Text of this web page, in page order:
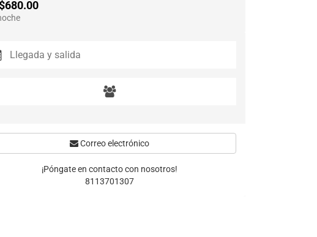
Correo electrónico
¡Póngate en contacto con nosotros!
8113701307